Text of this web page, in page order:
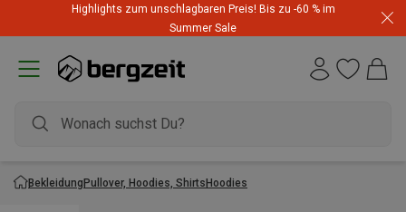
Highlights zum unschlagbaren Preis! Bis zu -60 % im
Summer Sale
BekleidungPullover, Hoodies, ShirtsHoodies